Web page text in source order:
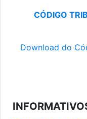
CÓDIGO
Download do